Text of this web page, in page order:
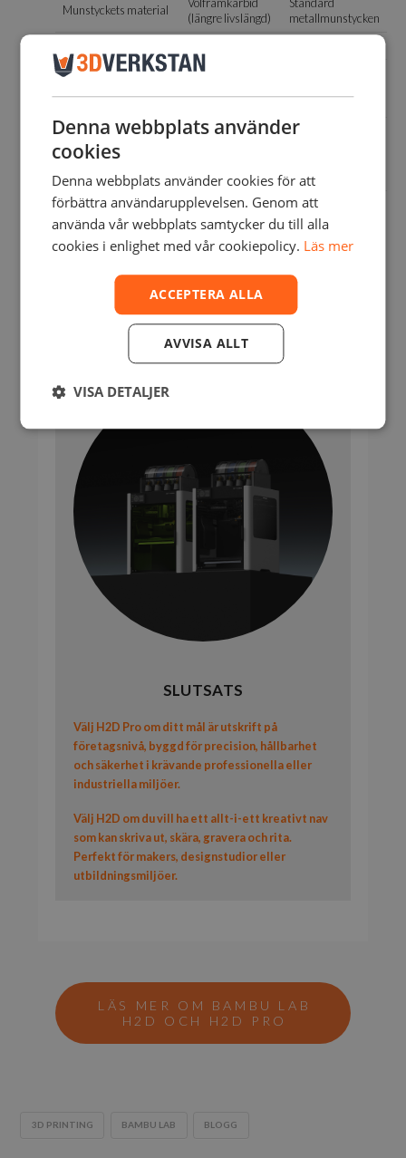
Munstyckets material
(längre livslängd)
metallmunstycken
Vision Encoder,
kalibrering
Modulära funktioner
Utskrift +
pennritning
Byggvolym och
dubbelmunstycke
ca 350 × 320 ×
325 mm,
dubbelmunstycke
Samma mått och
grundläggande
SLUTSATS
Välj H2D Pro om ditt mål är utskrift på
företagsnivå, byggd för precision, hållbarhet
och säkerhet i krävande professionella eller
industriella miljöer.
Välj H2D om du vill ha ett allt-i-ett kreativt nav
som kan skriva ut, skära, gravera och rita.
Perfekt för makers, designstudior eller
utbildningsmiljöer.
LÄS MER OM BAMBU LAB
H2D OCH H2D PRO
3D PRINTING BAMBU LAB BLOGG
Denna webbplats använder
cookies
Denna webbplats använder cookies för att
förbättra användarupplevelsen. Genom att
använda vår webbplats samtycker du till alla
cookies i enlighet med vår cookiepolicy. Läs mer
ACCEPTERA ALLA
AVVISA ALLT
VISA DETALJER